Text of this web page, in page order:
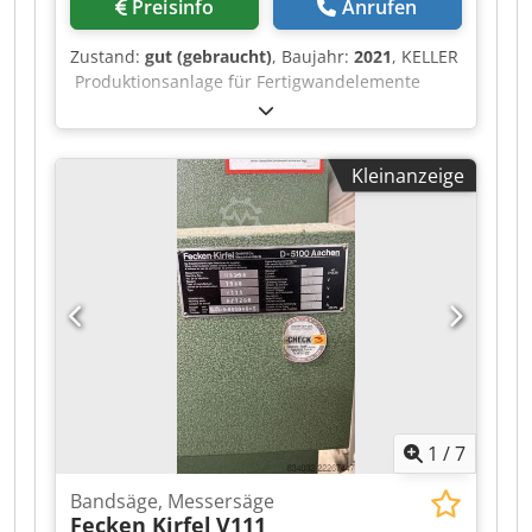
Preisinfo Anrufen
Zustand: gut (gebraucht), Baujahr: 2021, KELLER
Produktionsanlage für Fertigwandelemente
Vollautomatische Produktionsanlage zur
Herstellung von Fertigwandelementen aus
Leichtbetonsteinen. Baujahr 2021 Anlage
bestehend aus: Entpacker und Steinbeschicker
Lagenbildung mit Seitenschiebern
Mörtelmischer und Auftragsystem Speicher- und
Pufferzone der fertigen Wandelemente
Endkontrolle und Palettierung der Fertigbauteile
Steinmaße 15 - 36,5 cm Output ca. 400 - 480 qm
/ 8h Cjdpsziwpljfx Adwoha Wandlänge max. 6,5
m / min. 1,5 m Wandhöhe max. 3,5 m / min. 4
Steine Anlage ist sofort verfügbar. Standort
Deutschland.
Kleinanzeige
1 /7
Bandsäge, Messersäge
Fecken Kirfel V111